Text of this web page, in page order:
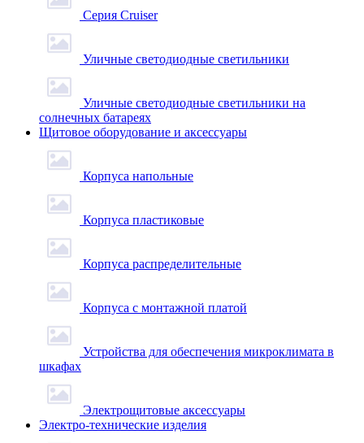
Серия Cruiser
Уличные светодиодные светильники
Уличные светодиодные светильники на
солнечных батареях
Щитовое оборудование и аксессуары
Корпуса напольные
Корпуса пластиковые
Корпуса распределительные
Корпуса с монтажной платой
Устройства для обеспечения микроклимата в
шкафах
Электрощитовые аксессуары
Электро-технические изделия